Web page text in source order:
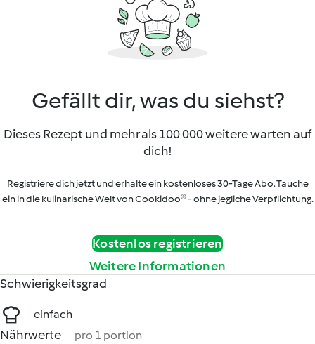
Gefällt dir, was du siehst?
Dieses Rezept und mehr als 100 000 weitere warten auf
dich!
Registriere dich jetzt und erhalte ein kostenloses 30-Tage Abo. Tauche
ein in die kulinarische Welt von Cookidoo® - ohne jegliche Verpflichtung.
Kostenlos registrieren
Weitere Informationen
Schwierigkeitsgrad
einfach
Nährwerte pro 1 portion